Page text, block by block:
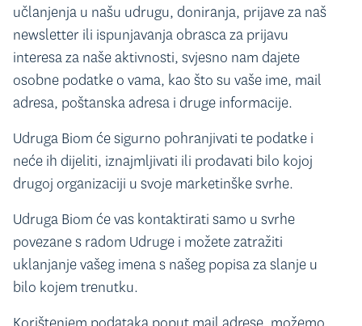
učlanjenja u našu udrugu, doniranja, prijave za naš
newsletter ili ispunjavanja obrasca za prijavu
interesa za naše aktivnosti, svjesno nam dajete
osobne podatke o vama, kao što su vaše ime, mail
adresa, poštanska adresa i druge informacije.
Udruga Biom će sigurno pohranjivati ​​te podatke i
neće ih dijeliti, iznajmljivati ​​ili prodavati bilo kojoj
drugoj organizaciji u svoje marketinške svrhe.
Udruga Biom će vas kontaktirati samo u svrhe
povezane s radom Udruge i možete zatražiti
uklanjanje vašeg imena s našeg popisa za slanje u
bilo kojem trenutku.